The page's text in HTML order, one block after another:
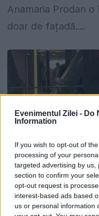
Evenimentul Zilei - Do
Information
If you wish to opt-out of
processing of your
targeted advertising by
section to confirm your
opt-out request is
interest-based ads based
us or personal information
Anamaria Prodan
doar de fațadă....
Anamaria
Pregătim totul